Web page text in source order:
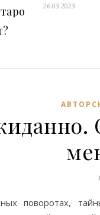
26.03.2023
поворотах,